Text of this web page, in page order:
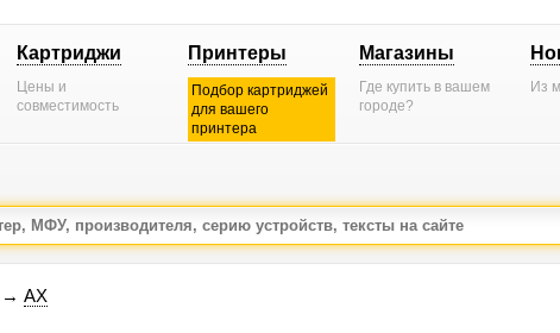
Картриджи
Цены и
совместимость
Принтеры
Подбор картриджей
для вашего
принтера
Магазины
Где купить в вашем
городе?
Из
→ AX